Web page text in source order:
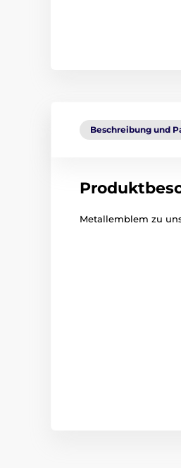
Beschreibung und
Metallemblem zu